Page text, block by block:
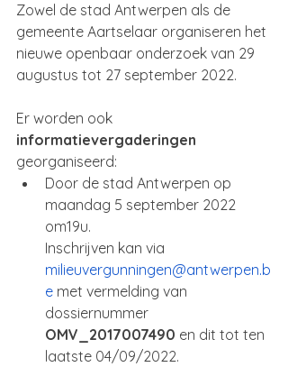
Zowel de stad Antwerpen als de
gemeente Aartselaar organiseren het
nieuwe openbaar onderzoek van 29
augustus tot 27 september 2022.
Er worden ook
informatievergaderingen
georganiseerd:
Door de stad Antwerpen op
maandag 5 september 2022
om19u.
Inschrijven kan via
milieuvergunningen@antwerpen.b
e met vermelding van
dossiernummer
OMV_2017007490 en dit tot ten
laatste 04/09/2022.